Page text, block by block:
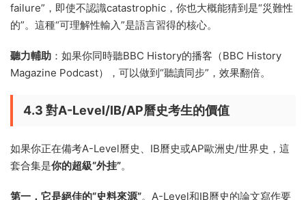
failure”，即使不認識catastrophic，你也大概能猜到是“災難性
的”。這種“可理解性輸入”是語言習得的核心。
聽力輔助 ：如果你同時聽BBC History的播客（BBC History
Magazine Podcast），可以做到“聽讀同步”，效果翻倍。
4.3 對A-Level/IB/AP曆史考生的價值
如果你正在備考A-Level曆史、IB曆史或AP歐洲史/世界史，這
套合集是你的超級“外挂”。
第一，它是絕佳的“史料來源”。A-Level和IB曆史的論文寫作要